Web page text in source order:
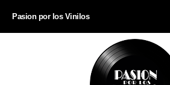
Pasion por los Vinilos